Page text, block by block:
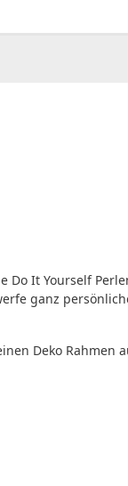
Do It Yourself
ganz
Deko Rahmen